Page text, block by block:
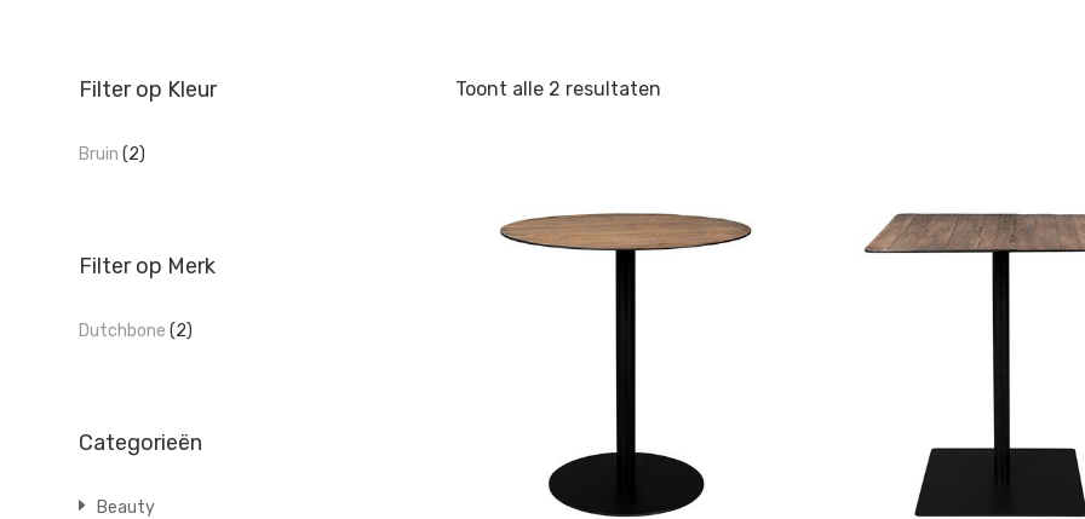
Toont alle 2 resultaten
Filter op Kleur
Bruin (2)
Filter op Merk
Dutchbone (2)
Categorieën
Beauty